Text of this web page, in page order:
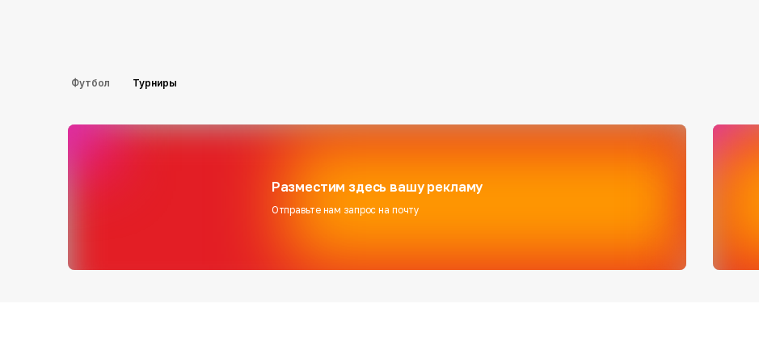
Футбол Турниры
Разместим здесь вашу рекламу
Отправьте нам запрос на почту